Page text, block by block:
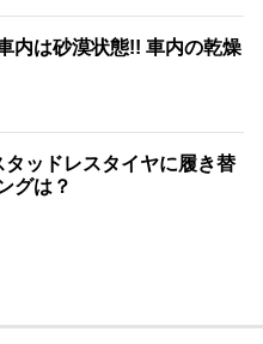
内は砂漠状態!! 車内の乾燥
ッドレスタイヤに履き替
グは？